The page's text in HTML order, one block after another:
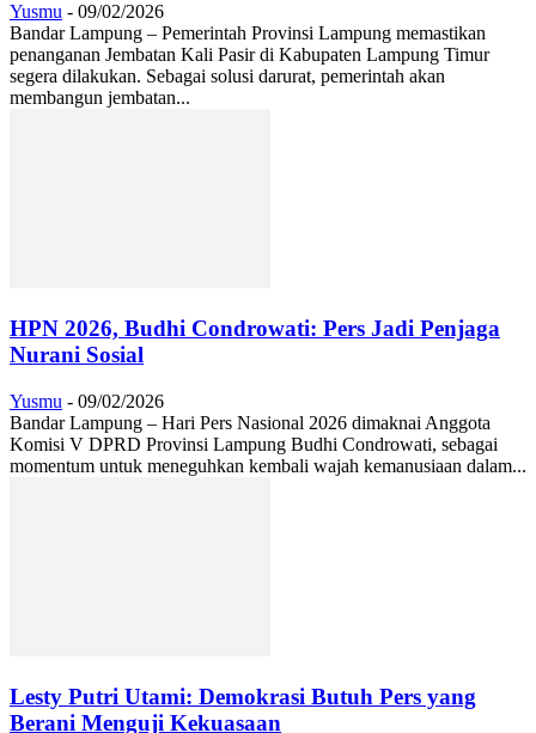
Yusmu - 09/02/2026
Bandar Lampung – Pemerintah Provinsi Lampung memastikan
penanganan Jembatan Kali Pasir di Kabupaten Lampung Timur
segera dilakukan. Sebagai solusi darurat, pemerintah akan
membangun jembatan...
HPN 2026, Budhi Condrowati: Pers Jadi Penjaga
Nurani Sosial
Yusmu - 09/02/2026
Bandar Lampung – Hari Pers Nasional 2026 dimaknai Anggota
Komisi V DPRD Provinsi Lampung Budhi Condrowati, sebagai
momentum untuk meneguhkan kembali wajah kemanusiaan dalam...
Lesty Putri Utami: Demokrasi Butuh Pers yang
Berani Menguji Kekuasaan